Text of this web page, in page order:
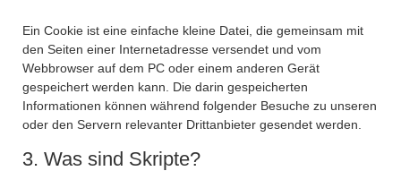
Ein Cookie ist eine einfache kleine Datei, die gemeinsam mit
den Seiten einer Internetadresse versendet und vom
Webbrowser auf dem PC oder einem anderen Gerät
gespeichert werden kann. Die darin gespeicherten
Informationen können während folgender Besuche zu unseren
oder den Servern relevanter Drittanbieter gesendet werden.
3. Was sind Skripte?